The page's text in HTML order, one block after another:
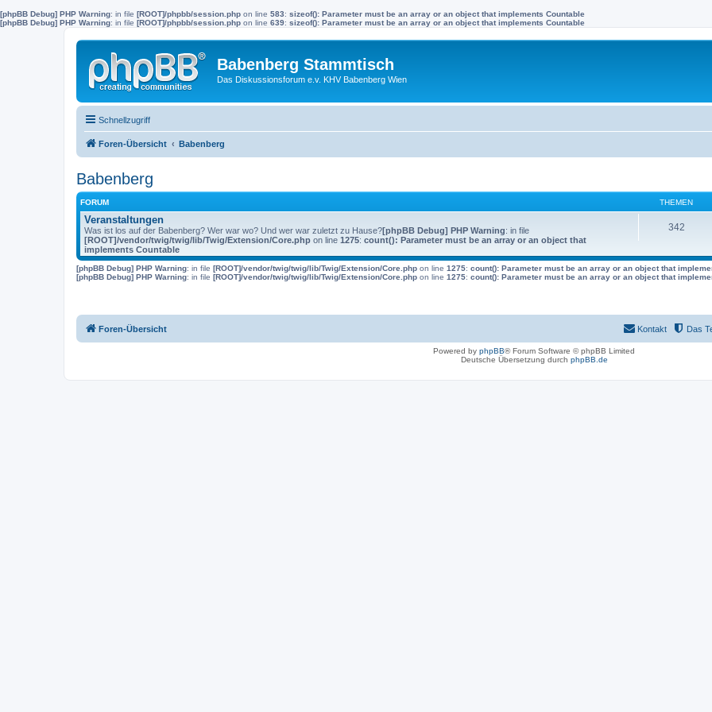
[phpBB Debug] PHP Warning: in file [ROOT]/phpbb/session.php on line 583: sizeof(): Parameter must be an array or an object that implements Countable
[phpBB Debug] PHP Warning: in file [ROOT]/phpbb/session.php on line 639: sizeof(): Parameter must be an array or an object that implements Countable
Babenberg Stammtisch
Das Diskussionsforum e.v. KHV Babenberg Wien
Schnellzugriff
Foren-Übersicht Babenberg
Babenberg
FORUM THEMEN
Veranstaltungen
Was ist los auf der Babenberg? Wer war wo? Und wer war zuletzt zu Hause?[phpBB Debug] PHP Warning: in file
[ROOT]/vendor/twig/twig/lib/Twig/Extension/Core.php on line 1275: count(): Parameter must be an array or an object that
implements Countable
342
[phpBB Debug] PHP Warning: in file [ROOT]/vendor/twig/twig/lib/Twig/Extension/Core.php on line 1275: count(): Parameter must be an array or an object that
[phpBB Debug] PHP Warning: in file [ROOT]/vendor/twig/twig/lib/Twig/Extension/Core.php on line 1275: count(): Parameter must be an array or an object that
Foren-Übersicht Das
Kontakt
Powered by phpBB® Forum Software © phpBB Limited
Deutsche Übersetzung durch phpBB.de